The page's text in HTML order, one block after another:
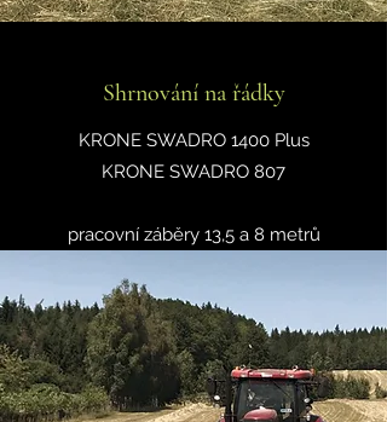
Shrnování na řádky
KRONE SWADRO 1400 Plus
KRONE SWADRO 807
pracovní záběry 13,5 a 8 metrů